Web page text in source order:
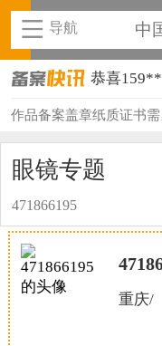
导航 中
恭喜
恭喜
恭喜
恭喜
恭喜
作品备案盖章纸质证书
眼镜专题
471866195
重庆/